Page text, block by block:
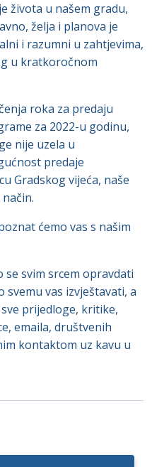
života u našem gradu,
želja i planova je
i razumni u zahtjevima,
u kratkoročnom
roka za predaju
za 2022-u godinu,
nije uzela u
predaje
Gradskog vijeća, naše
ćemo vas s našim
svim srcem opravdati
svemu vas izvještavati, a
prijedloge, kritike,
emaila, društvenih
kontaktom uz kavu u